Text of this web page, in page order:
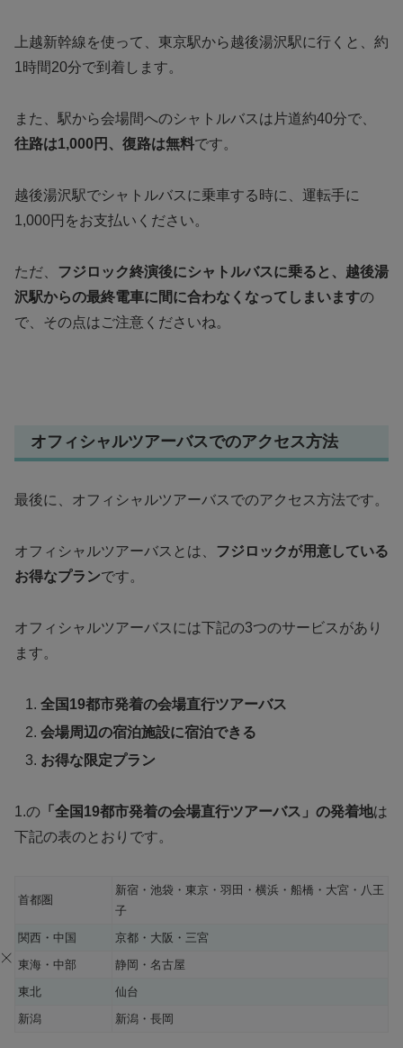
上越新幹線を使って、東京駅から越後湯沢駅に行くと、約
1時間20分で到着します。
また、駅から会場間へのシャトルバスは片道約40分で、
往路は1,000円、復路は無料です。
越後湯沢駅でシャトルバスに乗車する時に、運転手に
1,000円をお支払いください。
ただ、 フジロック終演後にシャトルバスに乗ると、越後湯
沢駅からの最終電車に間に合わなくなってしまいますの
で、その点はご注意くださいね。
オフィシャルツアーバスでのアクセス方法
最後に、オフィシャルツアーバスでのアクセス方法です。
オフィシャルツアーバスとは、 フジロックが用意している
お得なプランです。
オフィシャルツアーバスには下記の3つのサービスがあり
ます。
全国19都市発着の会場直行ツアーバス
会場周辺の宿泊施設に宿泊できる
お得な限定プラン
1.の 「全国19都市発着の会場直行ツアーバス」の発着地は
下記の表のとおりです。
首都圏
新宿・池袋・東京・羽田・横浜・船橋・大宮・八王
子
関西・中国
京都・大阪・三宮
東海・中部
静岡・名古屋
東北
仙台
新潟
新潟・長岡